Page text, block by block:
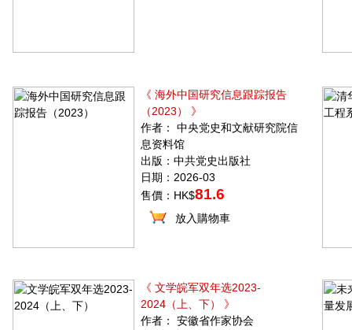
《 海外中国研究信息跟踪报告
（2023） 》
作者： 中央党史和文献研究院信
息资料馆
出版：中共党史出版社
日期：2026-03
售價：HK$81.6
放入購物車
《 文学皖军双年选2023-
2024（上、下） 》
作者： 安徽省作家协会